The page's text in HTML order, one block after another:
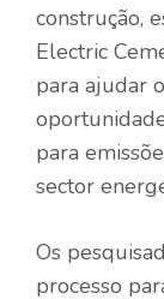
construção,
Electric
para ajudar
para
sector
Os
processo